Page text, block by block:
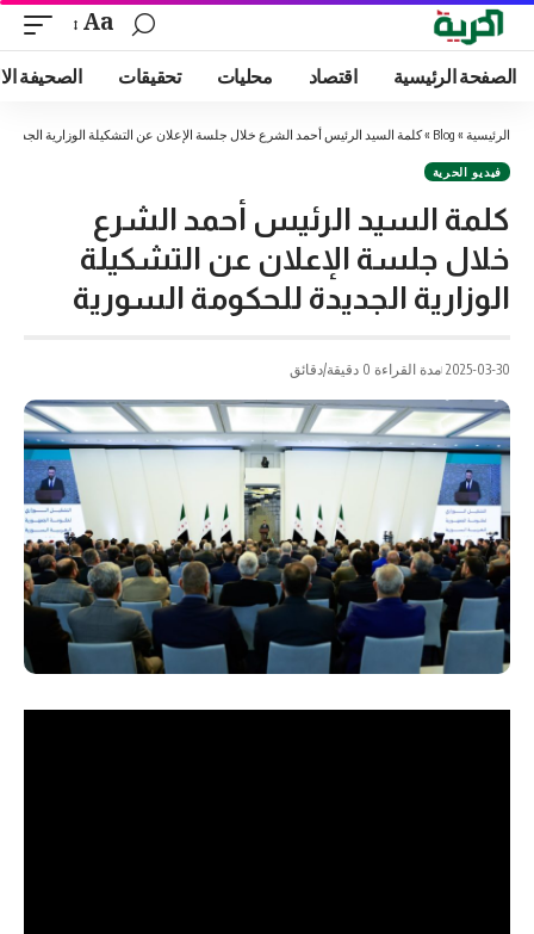
Aa
الصفحة الرئيسية اقتصاد محليات تحقيقات الصحيفة
الرئيسية »
Blog
»كلمة السيد الرئيس أحمد الشرع خلال جلسة الإعلان عن التشكيلة الوزارية
فيديو الحرية
كلمة السيد الرئيس أحمد الشرع
خلال جلسة الإعلان عن التشكيلة
الوزارية الجديدة للحكومة السورية
2025-03-30 مدة القراءة 0 دقيقة/دقائق